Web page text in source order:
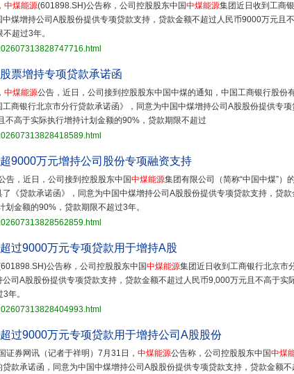
中煤能源(601898.SH)公告称，公司控股股东中国中煤能源集团近日收到工商
煤增持公司A股股份提供专项贷款支持，贷款金额不超过人民币9000万元且
超过3年。
票增持专项贷款承诺函
中煤能源公告，近日，公司接到控股股东中国中煤的通知，中国工商银行股份
商银行北京市分行贷款承诺函》，同意为中国中煤增持公司A股股份提供专项
不高于实际执行增持计划金额的90%，贷款期限不超过
9000万元增持公司股份专项融资支持
告，近日，公司接到控股股东中国中煤能源集团有限公司（简称“中国中煤”）
《贷款承诺函》，同意为中国中煤增持公司A股股份提供专项贷款支持，贷款
金额的90%，贷款期限不超过3年。
过9000万元专项贷款用于增持A股
公告称，公司控股股东中国中煤能源集团近日收到工商银行北京市
司A股股份提供专项贷款支持，贷款金额不超过人民币9,000万元且不高于实
年。
超过9000万元专项贷款用于增持公司A股股份
证券网讯（记者于祥明）7月31日， 中煤能源公告称，公司控股股东中国中煤
款承诺函，同意为中国中煤增持公司A股股份提供专项贷款支持，贷款金额不